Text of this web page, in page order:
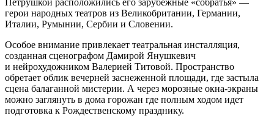
Петрушкой расположились его зарубежные «собратья» —
герои народных театров из Великобритании, Германии,
Италии, Румынии, Сербии и Словении.
Особое внимание привлекает театральная инсталляция,
созданная сценографом Дамирой Янушкевич
и нейрохудожником Валерией Титовой. Пространство
обретает облик вечерней заснеженной площади, где застыла
сцена балаганной мистерии. А через морозные окна-экраны
можно заглянуть в дома горожан где полным ходом идет
подготовка к Рождественскому празднику.